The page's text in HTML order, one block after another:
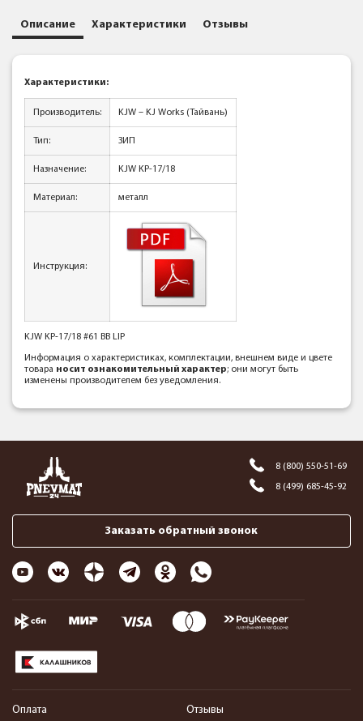
Описание Характеристики Отзывы
Характеристики:
Производитель: KJW – KJ Works (Тайвань)
Тип: ЗИП
Назначение: KJW KP-17/18
Материал: металл
Инструкция:
KJW KP-17/18 #61 BB LIP
Информация о характеристиках, комплектации, внешнем виде и цвете
товара носит ознакомительный характер; они могут быть
изменены производителем без уведомления.
8 (800) 550-51-69
8 (499) 685-45-92
Заказать обратный звонок
Оплата Отзывы